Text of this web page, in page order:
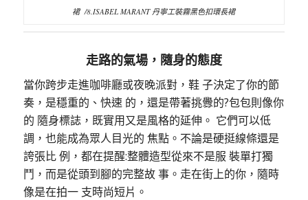
裙 /8.ISABEL MARANT 丹寧工裝霧黑色扣環長裙
走路的氣場，隨身的態度
當你跨步走進咖啡廳或夜晚派對，鞋 子決定了你的節
奏，是穩重的、快速 的，還是帶著挑釁的?包包則像你
的 隨身標誌，既實用又是風格的延伸。 它們可以低
調，也能成為眾人目光的 焦點。不論是硬挺線條還是
誇張比 例，都在提醒:整體造型從來不是服 裝單打獨
鬥，而是從頭到腳的完整故 事。走在街上的你，隨時
像是在拍一 支時尚短片。